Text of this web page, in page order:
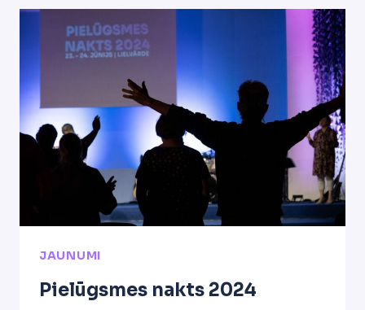
JAUNUMI
Pielūgsmes nakts 2024